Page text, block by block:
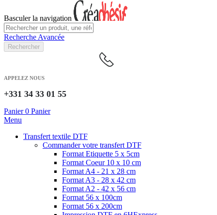
Basculer la navigation
Recherche Avancée
Rechercher
APPELEZ NOUS
+331 34 33 01 55
Panier 0 Panier
Menu
Transfert textile DTF
Commander votre transfert DTF
Format Etiquette 5 x 5cm
Format Coeur 10 x 10 cm
Format A4 - 21 x 28 cm
Format A3 - 28 x 42 cm
Format A2 - 42 x 56 cm
Format 56 x 100cm
Format 56 x 200cm